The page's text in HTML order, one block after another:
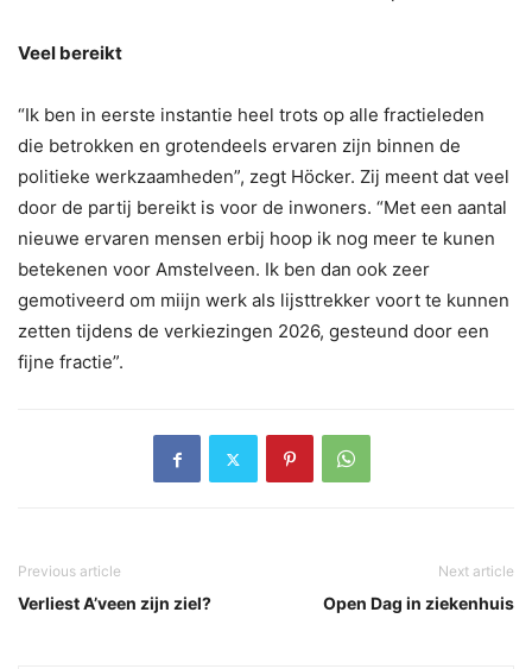
Veel bereikt
“Ik ben in eerste instantie heel trots op alle fractieleden
die betrokken en grotendeels ervaren zijn binnen de
politieke werkzaamheden”, zegt Höcker. Zij meent dat veel
door de partij bereikt is voor de inwoners. “Met een aantal
nieuwe ervaren mensen erbij hoop ik nog meer te kunen
betekenen voor Amstelveen. Ik ben dan ook zeer
gemotiveerd om miijn werk als lijsttrekker voort te kunnen
zetten tijdens de verkiezingen 2026, gesteund door een
fijne fractie”.
Previous article
Verliest A’veen zijn ziel?
Next article
Open Dag in ziekenhuis